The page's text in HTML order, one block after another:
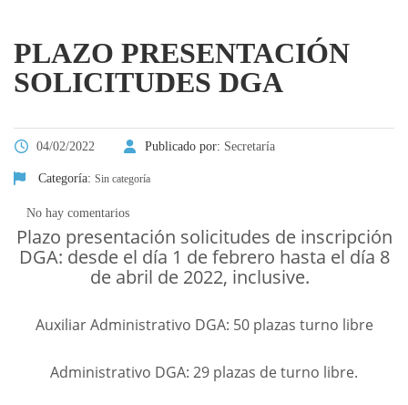
PLAZO PRESENTACIÓN
SOLICITUDES DGA
04/02/2022 Publicado por: Secretaría
Categoría: Sin categoría
No hay comentarios
Plazo presentación solicitudes de inscripción
DGA: desde el día 1 de febrero hasta el día 8
de abril de 2022, inclusive.
Auxiliar Administrativo DGA: 50 plazas turno libre
Administrativo DGA: 29 plazas de turno libre.